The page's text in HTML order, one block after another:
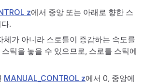
z에서 중앙 또는 아래로 향한 스
.
체가 아니라 스로틀이 증감하는 속도를
틱을 놓을 수 있으므로, 스로틀 스틱에
MANUAL_CONTROL z에서 0, 중앙에